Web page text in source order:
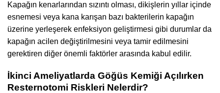
Kapağın kenarlarından sızıntı olması, dikişlerin yıllar içinde
esnemesi veya kana karışan bazı bakterilerin kapağın
üzerine yerleşerek enfeksiyon geliştirmesi gibi durumlar da
kapağın acilen değiştirilmesini veya tamir edilmesini
gerektiren diğer önemli faktörler arasında kabul edilir.
İkinci Ameliyatlarda Göğüs Kemiği Açılırken
Resternotomi Riskleri Nelerdir?